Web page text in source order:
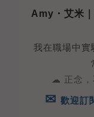
Amy・艾米
我在職場中實
☁︎ 正念，
✉︎ 歡迎訂